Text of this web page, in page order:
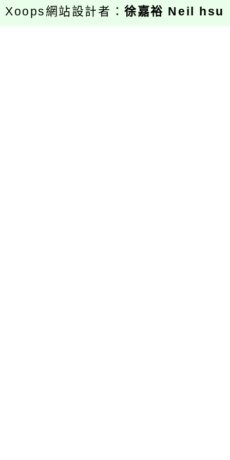
Xoops網站設計者：徐嘉裕 Neil hsu